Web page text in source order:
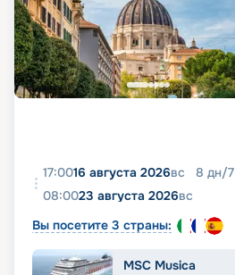
17:0016 августа 2026вс 8 дн/7
08:0023 августа 2026вс
Вы посетите 3 страны:
MSC Musica